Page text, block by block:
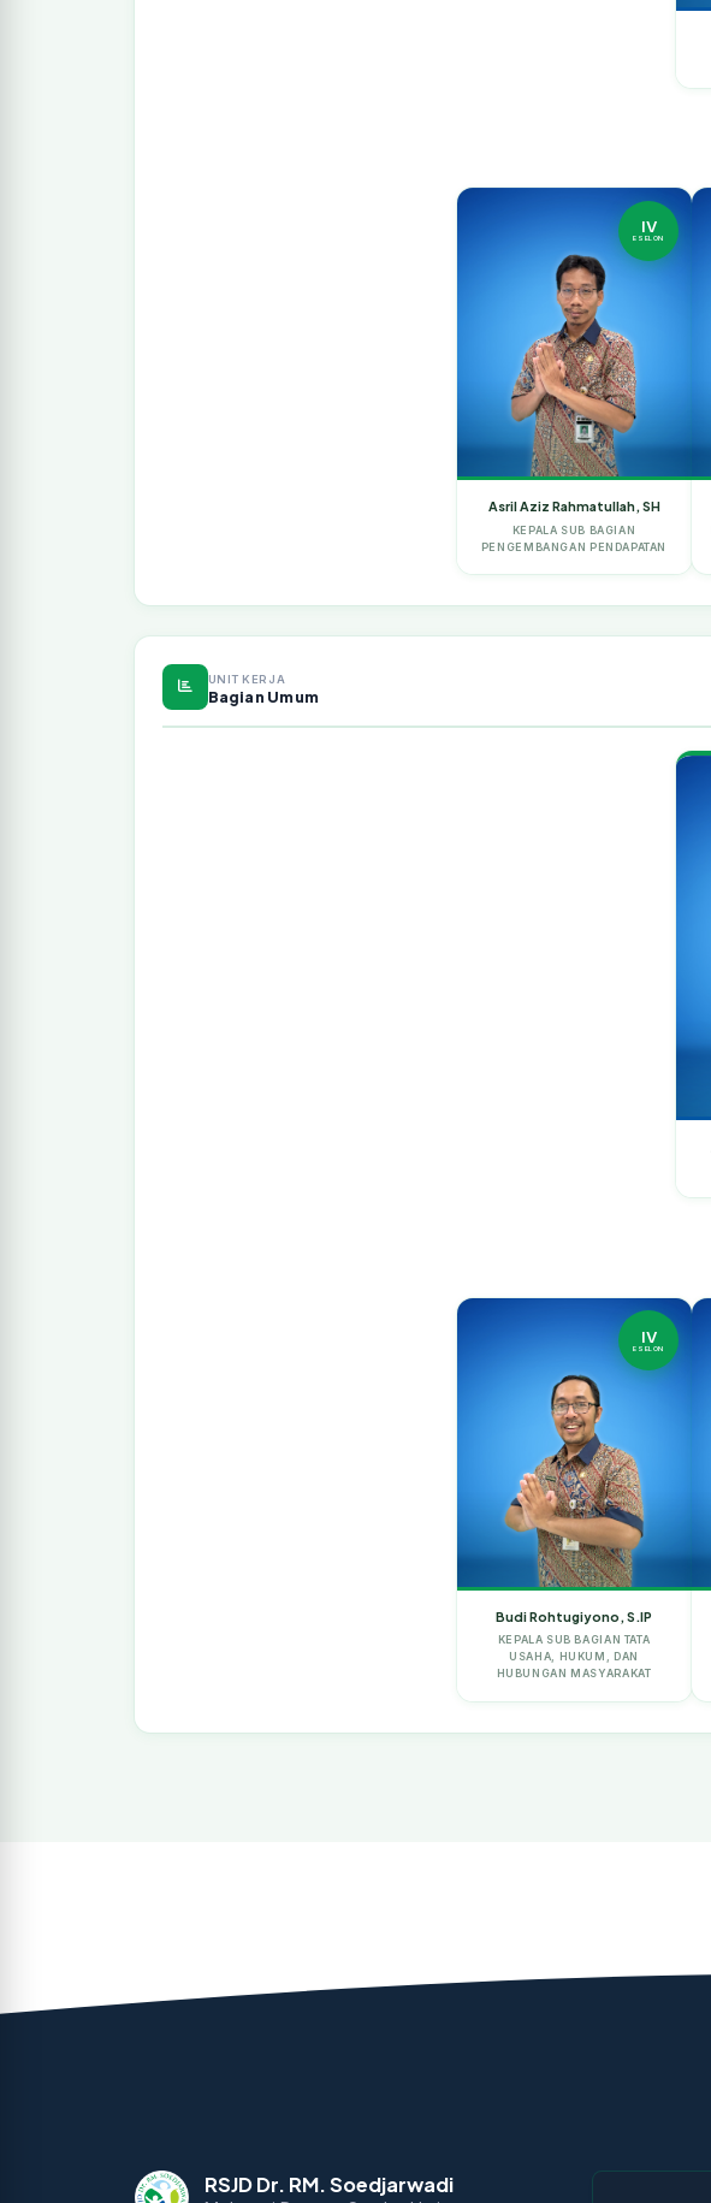
IV
ESELON
Asril Aziz Rahmatullah, SH
KEPALA SUB BAGIAN
PENGEMBANGAN PENDAPATAN
UNIT KERJA
Bagian Umum
IV
ESELON
Budi Rohtugiyono, S.IP
KEPALA SUB BAGIAN TATA
USAHA, HUKUM, DAN
HUBUNGAN MASYARAKAT
RSJD Dr. RM. Soedjarwadi